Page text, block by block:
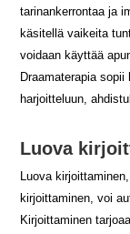
tarinankerrontaa ja
käsitellä vaikeita
voidaan käyttää
Draamaterapia
harjoitteluun,
Luova
Luova
kirjoittaminen, voi
Kirjoittaminen